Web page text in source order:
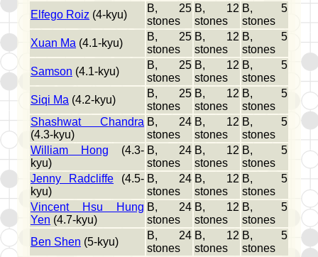
Elfego Roiz (4-kyu)
B, 25
stones
B, 12
stones
B, 5
stones
Xuan Ma (4.1-kyu)
B, 25
stones
B, 12
stones
B, 5
stones
Samson (4.1-kyu)
B, 25
stones
B, 12
stones
B, 5
stones
Siqi Ma (4.2-kyu)
B, 25
stones
B, 12
stones
B, 5
stones
Shashwat Chandra
(4.3-kyu)
B, 24
stones
B, 12
stones
B, 5
stones
William Hong (4.3-
kyu)
B, 24
stones
B, 12
stones
B, 5
stones
Jenny Radcliffe (4.5-
kyu)
B, 24
stones
B, 12
stones
B, 5
stones
Vincent Hsu Hung
Yen (4.7-kyu)
B, 24
stones
B, 12
stones
B, 5
stones
Ben Shen (5-kyu)
B, 24
stones
B, 12
stones
B, 5
stones